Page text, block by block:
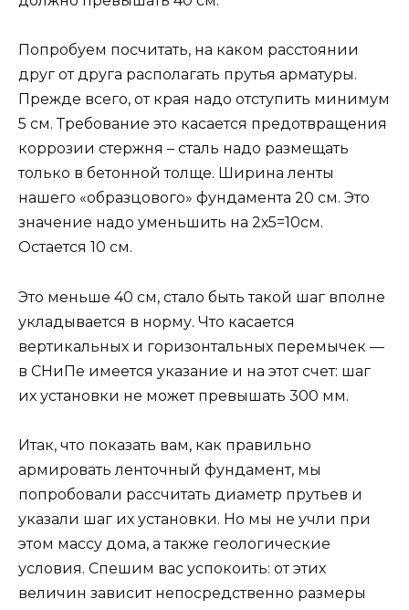
Попробуем посчитать, на каком расстоянии
друг от друга располагать прутья арматуры.
Прежде всего, от края надо отступить минимум
5 см. Требование это касается предотвращения
коррозии стержня – сталь надо размещать
только в бетонной толще. Ширина ленты
нашего «образцового» фундамента 20 см. Это
значение надо уменьшить на 2х5=10см.
Остается 10 см.
Это меньше 40 см, стало быть такой шаг вполне
укладывается в норму. Что касается
вертикальных и горизонтальных перемычек —
в СНиПе имеется указание и на этот счет: шаг
их установки не может превышать 300 мм.
Итак, что показать вам, как правильно
армировать ленточный фундамент, мы
попробовали рассчитать диаметр прутьев и
указали шаг их установки. Но мы не учли при
этом массу дома, а также геологические
условия. Спешим вас успокоить: от этих
величин зависит непосредственно размеры